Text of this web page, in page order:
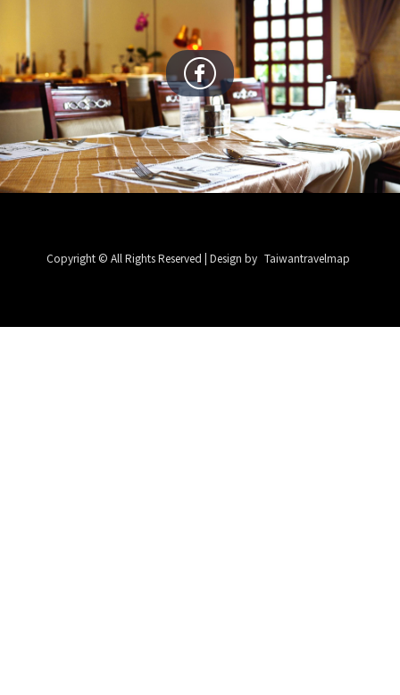
Copyright © All Rights Reserved | Design by Taiwantravelmap